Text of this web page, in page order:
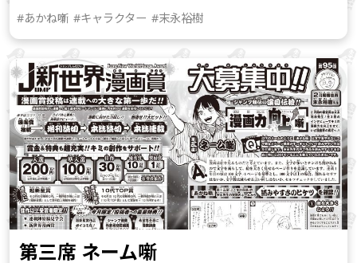
#あかね噺 #キャラクター #末永裕樹
第三席 ネーム噺